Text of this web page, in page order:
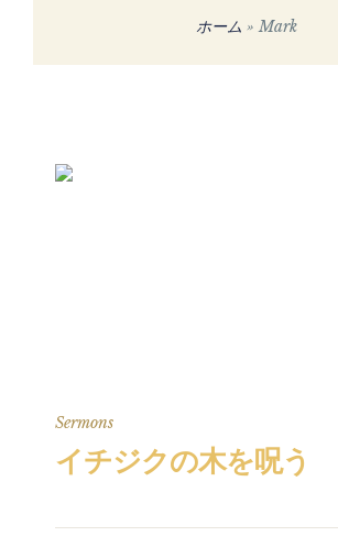
ホーム »Mark
Sermons
イチジクの木を呪う